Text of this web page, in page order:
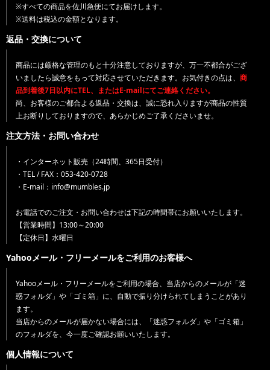
※すべての商品を佐川急便にてお届けします。
※送料は税込の金額となります。
返品・交換について
商品には厳格な管理のもと十分注意しておりますが、万一不都合がござ
いましたら誠意をもって対応させていただきます。お気付きの点は、 商
品到着後7日以内にTEL、またはE-mailにてご連絡ください。
尚、お客様のご都合よる返品・交換は、誠に恐れ入りますが商品の性質
上お断りしておりますので、あらかじめご了承くださいませ。
注文方法・お問い合わせ
・インターネット販売（24時間、365日受付）
・TEL / FAX：053-420-0728
・E-mail：info@mumbles.jp
お電話でのご注文・お問い合わせは下記の時間帯にお願いいたします。
【営業時間】13:00～20:00
【定休日】水曜日
Yahooメール・フリーメールをご利用のお客様へ
Yahooメール・フリーメールをご利用の場合、当店からのメールが「迷
惑フォルダ」や「ゴミ箱」に、自動で振り分けられてしまうことがあり
ます。
当店からのメールが届かない場合には、「迷惑フォルダ」や「ゴミ箱」
のフォルダを、今一度ご確認お願いいたします。
個人情報について